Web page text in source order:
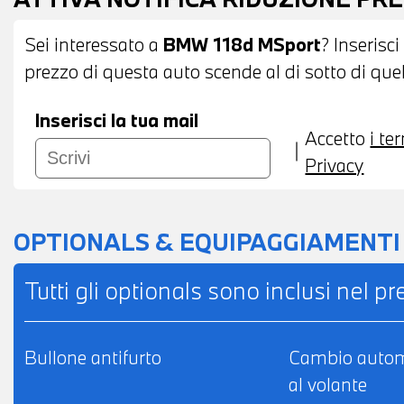
AUTOMATICO BIZONA - BRACCIOLO
AUTOANABBAGLIANTE - SEDILI
POSSIBILITA' DI PERMUTA - POSSIBILITA'
L'INTERO IMPORTO
Sei interessato a BMW 118d MSport?
prezzo di questa auto scende al di sotto di
Inserisci la tua mail
Accetto i
Privacy
OPTIONALS & EQUIPAGGIAMENTI
Tutti gli optionals sono inclusi nel
Bullone antifurto
Cambio
al volante